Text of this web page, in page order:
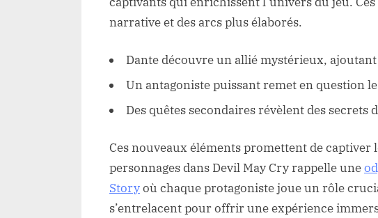
narrative et des arcs plus élaborés.
Dante découvre un allié mystérieux,
Un antagoniste puissant remet en question
Des quêtes secondaires révèlent des secrets
Ces nouveaux éléments promettent de captiver
personnages dans Devil May Cry rappelle une
Storyoù chaque protagoniste joue un rôle
s’entrelacent pour offrir une expérience